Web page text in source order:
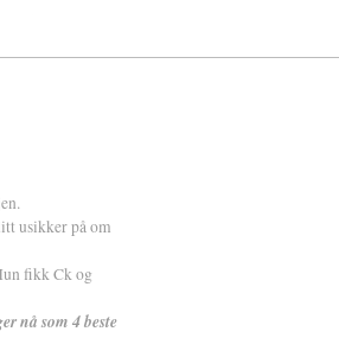
usikker på om
fikk Ck og
nå som 4 beste